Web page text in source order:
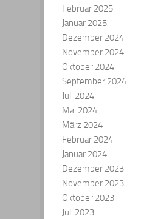
Februar 2025
Januar 2025
Dezember 2024
November 2024
Oktober 2024
September 2024
Juli 2024
Mai 2024
März 2024
Februar 2024
Januar 2024
Dezember 2023
November 2023
Oktober 2023
Juli 2023